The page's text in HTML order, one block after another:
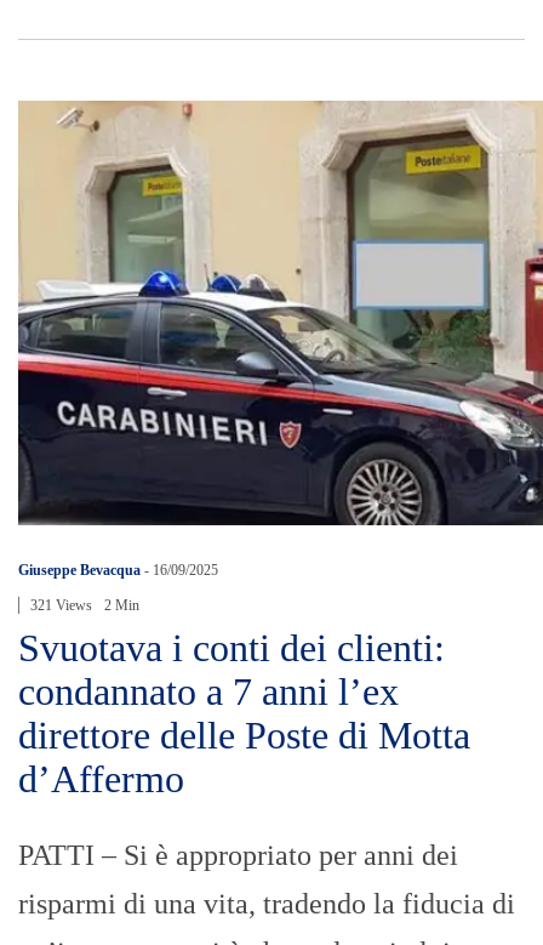
Giuseppe Bevacqua - 16/09/2025
321 Views 2 Min
Svuotava i conti dei clienti:
condannato a 7 anni l’ex
direttore delle Poste di Motta
d’Affermo
PATTI – Si è appropriato per anni dei
risparmi di una vita, tradendo la fiducia di